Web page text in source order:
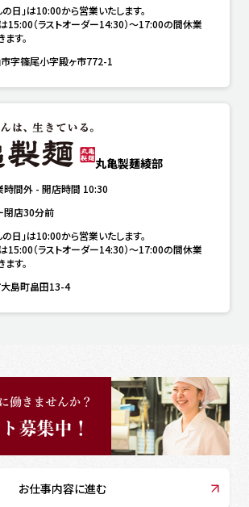
日」は10:00から営業いたします。
15:00（ラストオーダー14:30）～17:00の間休業
す。
字篠尾小字殿ヶ市772-1
丸亀製麺綾部
時間外 - 開店時間 10:30
閉店30分前
日」は10:00から営業いたします。
15:00（ラストオーダー14:30）～17:00の間休業
す。
島町畠田13-4
お仕事内容に進む